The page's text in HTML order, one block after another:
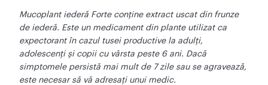
Mucoplant iederă Forte conține extract uscat din frunze
de iederă. Este un medicament din plante utilizat ca
expectorant în cazul tusei productive la adulți,
adolescenți și copii cu vârsta peste 6 ani. Dacă
simptomele persistă mai mult de 7 zile sau se agravează,
este necesar să vă adresați unui medic.